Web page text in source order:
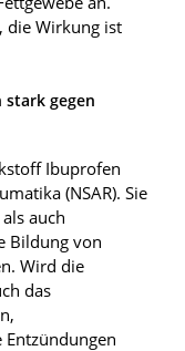
die Wirkung ist
stark gegen
Ibuprofen
(NSAR). Sie
auch
Bildung von
Wird die
das